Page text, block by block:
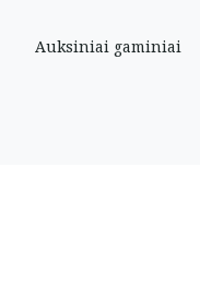
Auksiniai gaminiai